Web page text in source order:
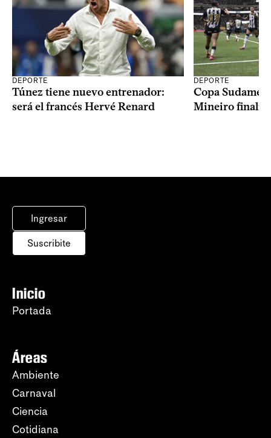
DEPORTE
Túnez tiene nuevo entrenador:
será el francés Hervé Renard
DEPORTE
Copa
Mineiro
Ingresar
Suscribite
Inicio
Portada
Áreas
Ambiente
Carnaval
Ciencia
Cotidiana